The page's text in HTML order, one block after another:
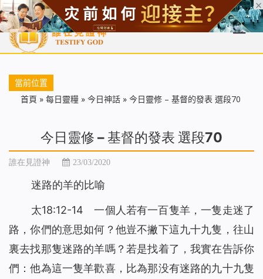
首頁 每日靈糧 天國福音 基督徒見證 信仰解答 聖經
當前位置
首頁 » 每日靈糧 » 今日神話 » 今日靈修 – 基督的發表 選段70
今日靈修 – 基督的發表 選段70
誰在見證神 23/03/2020
迷路的羊的比喻
太18:12-14 一個人若有一百隻羊，一隻走迷了
路，你們的意思如何？他豈不撇下這九十九隻，往山
裏去找那隻迷路的羊嗎？若是找着了，我實在告訴你
們：他為這一隻羊歡喜，比為那没有迷路的九十九隻